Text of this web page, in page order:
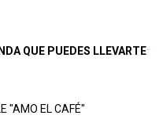
QUE PUEDES LLEVARTE
"AMO EL CAFÉ"